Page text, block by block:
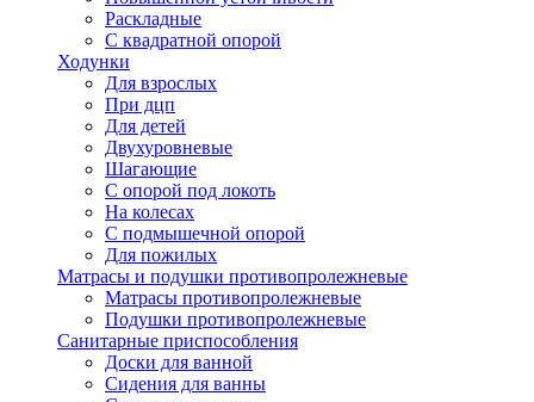
Раскладные
С квадратной опорой
Ходунки
Для взрослых
При дцп
Для детей
Двухуровневые
Шагающие
С опорой под локоть
На колесах
С подмышечной опорой
Для пожилых
Матрасы и подушки противопролежневые
Матрасы противопролежневые
Подушки противопролежневые
Санитарные приспособления
Доски для ванной
Сидения для ванны